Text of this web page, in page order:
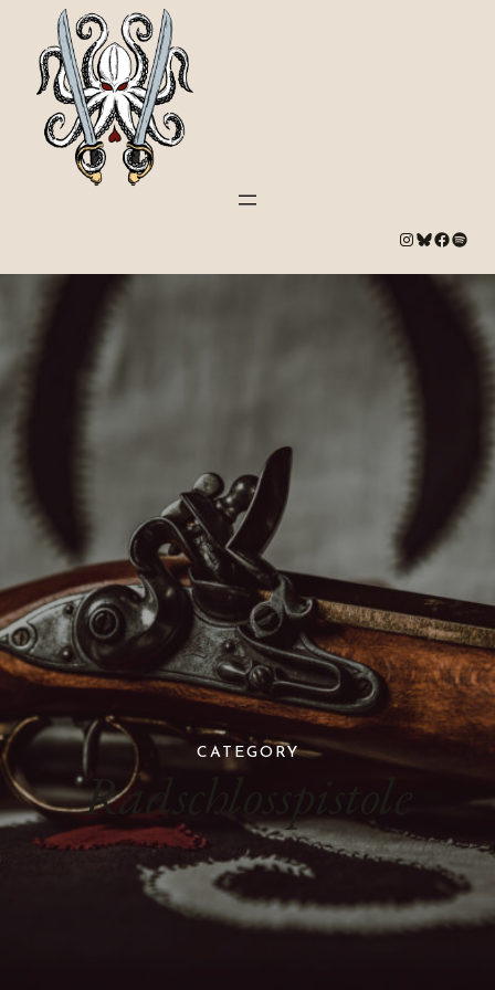
# Bluesky # Spotify
CATEGORY
Radschlosspistole